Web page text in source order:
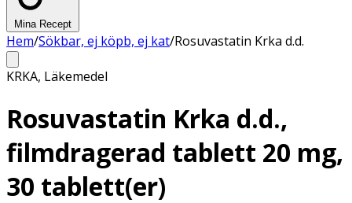
Mina Recept
Hem/Sökbar, ej köpb, ej kat/Rosuvastatin Krka d.d.
KRKA, Läkemedel
Rosuvastatin Krka d.d.,
filmdragerad tablett 20 mg,
30 tablett(er)